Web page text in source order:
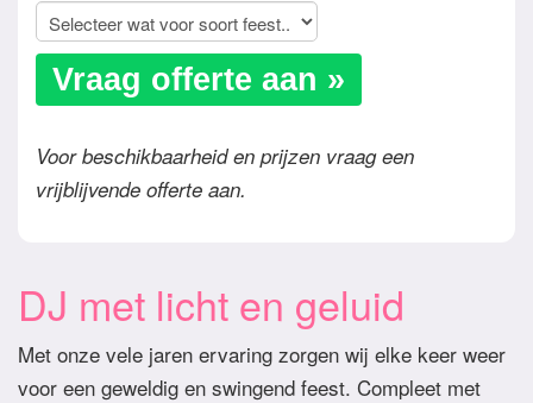
Vraag offerte aan »
Voor beschikbaarheid en prijzen vraag een
vrijblijvende offerte aan.
DJ met licht en geluid
Met onze vele jaren ervaring zorgen wij elke keer weer
voor een geweldig en swingend feest. Compleet met